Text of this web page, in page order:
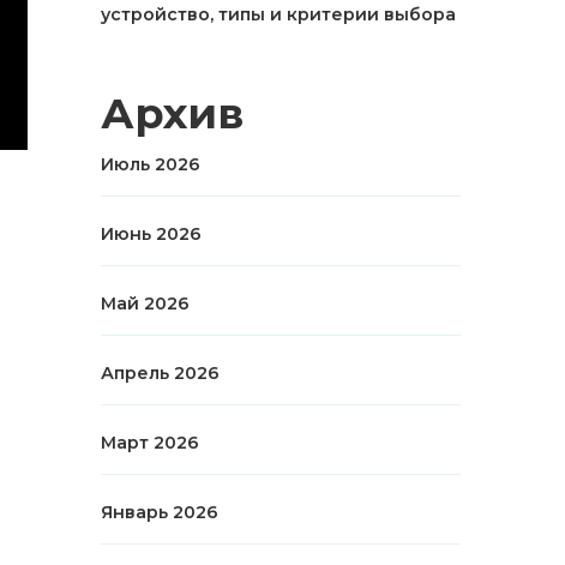
устройство, типы и критерии выбора
Архив
Июль 2026
Июнь 2026
Май 2026
Апрель 2026
Март 2026
Январь 2026